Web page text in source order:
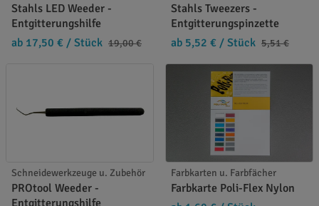
Stahls LED Weeder -
Entgitterungshilfe
ab 17,50 € / Stück 19,00 €
Stahls Tweezers -
Entgitterungspinzette
ab 5,52 € / Stück 5,51 €
Schneidewerkzeuge u. Zubehör
PROtool Weeder -
Entgitterungshilfe
Farbkarten u. Farbfächer
Farbkarte Poli-Flex Nylon